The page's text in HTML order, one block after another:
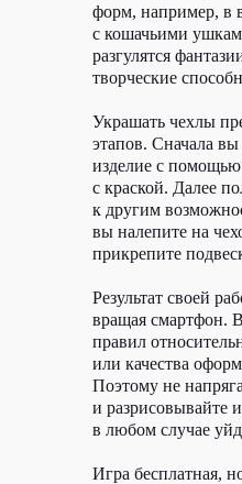
форм, например, в
с кошачьими
разгулятся
творческие
Украшать чехлы
этапов. Сначала вы
изделие с
с краской. Далее
к другим
вы налепите на
прикрепите
Результат своей
вращая смартфон.
правил
или качества
Поэтому не
и разрисовывайте
в любом случае
Игра бесплатная,